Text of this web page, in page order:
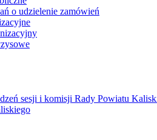
o udzielenie zamówień
sesji i komisji Rady Powiatu